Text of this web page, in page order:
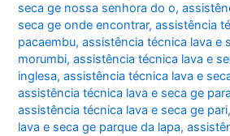
seca ge nossa senhora do o,
seca ge onde encontrar,assistência
pacaembu,assistência técnica lava e
morumbi,assistência técnica lava e
inglesa,assistência técnica lava e
assistência técnica lava e seca ge
assistência técnica lava e seca ge pari
lava e seca ge parque da lapa,